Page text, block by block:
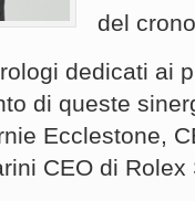
del
dedicati ai
di queste
Ecclestone,
CEO di Rolex